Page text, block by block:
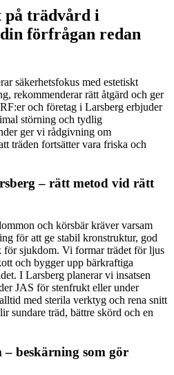
på trädvård i
förfrågan redan
säkerhetsfokus med estetiskt
rekommenderar rätt åtgärd och ger
och företag i Larsberg erbjuder
störning och tydlig
ger vi rådgivning om
träden fortsätter vara friska och
– rätt metod vid rätt
och körsbär kräver varsam
för att ge stabil kronstruktur, god
för sjukdom. Vi formar trädet för ljus
och bygger upp bärkraftiga
I Larsberg planerar vi insatsen
JAS för stenfrukt eller under
med sterila verktyg och rena snitt
sundare träd, bättre skörd och en
– beskärning som gör